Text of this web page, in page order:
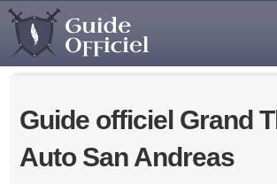
Guide officiel Grand
Auto San Andreas